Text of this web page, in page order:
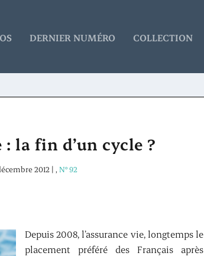
DERNIER NUMÉRO COLLECTION
: la fin d’un cycle ?
2012| , N° 92
Depuis 2008, l’assurance vie, longtemps le
placement préféré des Français après